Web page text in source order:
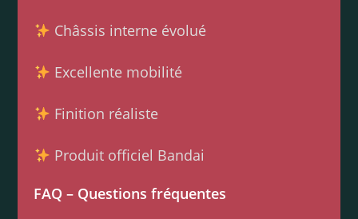
Châssis interne évolué
Excellente mobilité
Finition réaliste
Produit officiel Bandai
FAQ – Questions fréquentes